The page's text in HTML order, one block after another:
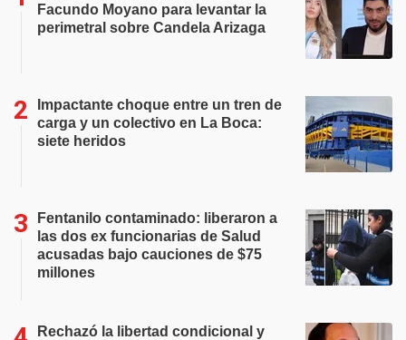
Facundo Moyano para levantar la
perimetral sobre Candela Arizaga
Impactante choque entre un tren de
carga y un colectivo en La Boca:
siete heridos
Fentanilo contaminado: liberaron a
las dos ex funcionarias de Salud
acusadas bajo cauciones de $75
millones
Rechazó la libertad condicional y